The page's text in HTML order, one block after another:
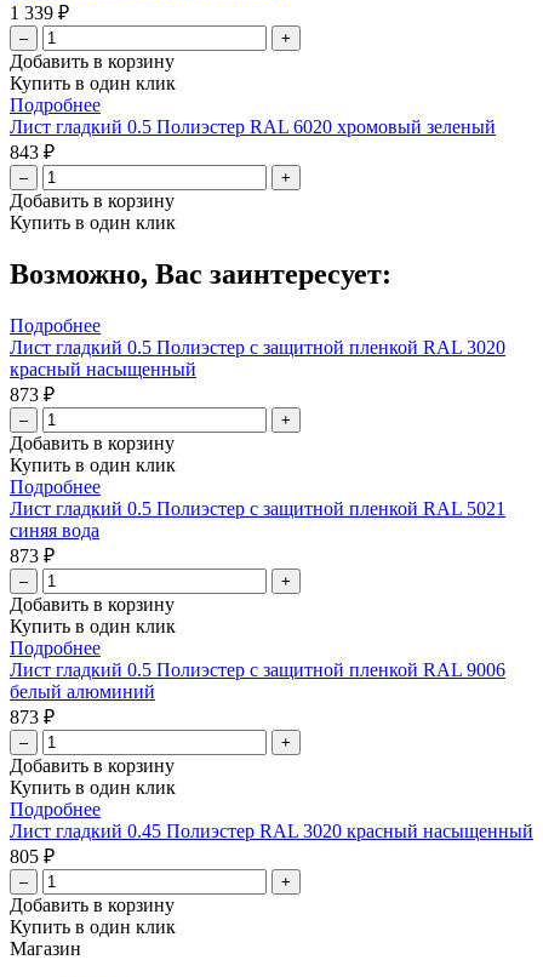
1 339 ₽
– +
Добавить в корзину
Купить в один клик
Подробнее
Лист гладкий 0.5 Полиэстер RAL 6020 хромовый зеленый
843 ₽
– +
Добавить в корзину
Купить в один клик
Возможно, Вас заинтересует:
Подробнее
Лист гладкий 0.5 Полиэстер с защитной пленкой RAL 3020
красный насыщенный
873 ₽
– +
Добавить в корзину
Купить в один клик
Подробнее
Лист гладкий 0.5 Полиэстер с защитной пленкой RAL 5021
синяя вода
873 ₽
– +
Добавить в корзину
Купить в один клик
Подробнее
Лист гладкий 0.5 Полиэстер с защитной пленкой RAL 9006
белый алюминий
873 ₽
– +
Добавить в корзину
Купить в один клик
Подробнее
Лист гладкий 0.45 Полиэстер RAL 3020 красный насыщенный
805 ₽
– +
Добавить в корзину
Купить в один клик
Магазин